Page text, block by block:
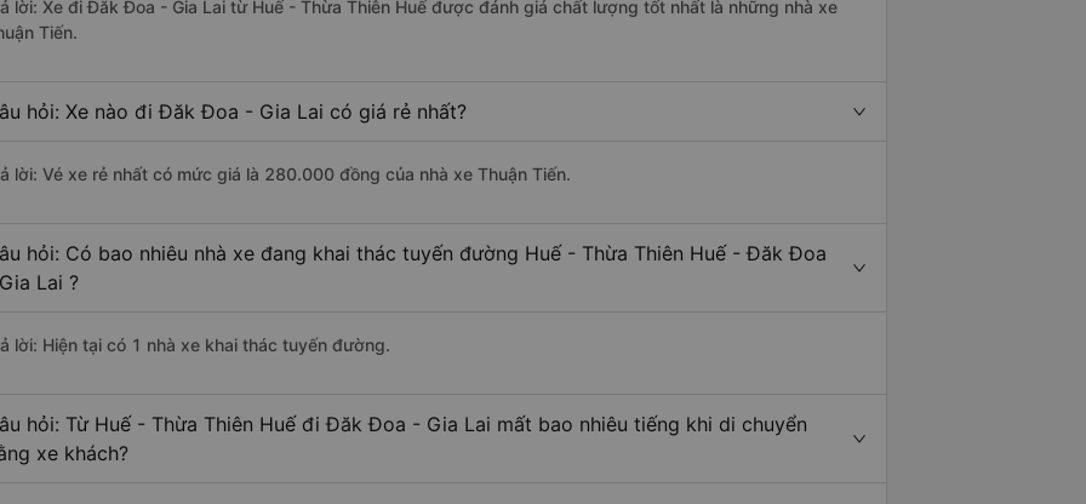
lời: Xe đi Đăk Đoa - Gia Lai từ Huế - Thừa Thiên Huế được đánh giá chất lượng tốt nhất là những nhà xe
Tiến.
hỏi: Xe nào đi Đăk Đoa - Gia Lai có giá rẻ nhất?
lời: Vé xe rẻ nhất có mức giá là 280.000 đồng của nhà xe Thuận Tiến.
hỏi: Có bao nhiêu nhà xe đang khai thác tuyến đường Huế - Thừa Thiên Huế - Đăk Đoa
Lai ?
lời: Hiện tại có 1 nhà xe khai thác tuyến đường.
hỏi: Từ Huế - Thừa Thiên Huế đi Đăk Đoa - Gia Lai mất bao nhiêu tiếng khi di chuyển
xe khách?